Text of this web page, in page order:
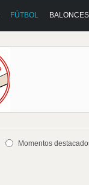
FÚTBOL
Momentos